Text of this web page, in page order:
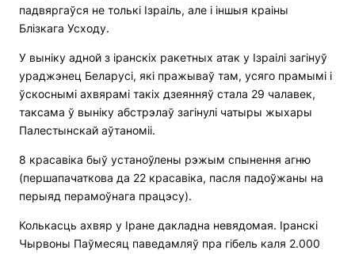
падвяргаўся не толькі Ізраіль, але і іншыя краіны
Блізкага Усходу.
У выніку адной з іранскіх ракетных атак у Ізраілі загінуў
ураджэнец Беларусі, які пражываў там, усяго прамымі і
ўскоснымі ахвярамі такіх дзеянняў стала 29 чалавек,
таксама ў выніку абстрэлаў загінулі чатыры жыхары
Палестынскай аўтаноміі.
8 красавіка быў устаноўлены рэжым спынення агню
(першапачаткова да 22 красавіка, пасля падоўжаны на
перыяд перамоўнага працэсу).
Колькасць ахвяр у Іране дакладна невядомая. Іранскі
Чырвоны Паўмесяц паведамляў пра гібель каля 2.000